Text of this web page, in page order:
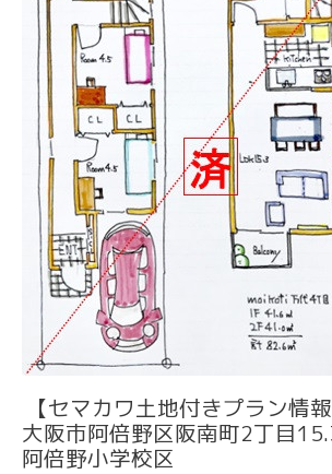
【セマカワ土地付きプラン情報
大阪市阿倍野区阪南町2丁目
阿倍野小学校区